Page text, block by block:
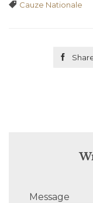
 Tags
Cauze Nationale

Message